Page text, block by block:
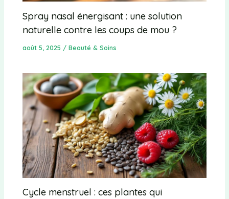
Spray nasal énergisant : une solution
naturelle contre les coups de mou ?
août 5, 2025 /Beauté & Soins
Cycle menstruel : ces plantes qui